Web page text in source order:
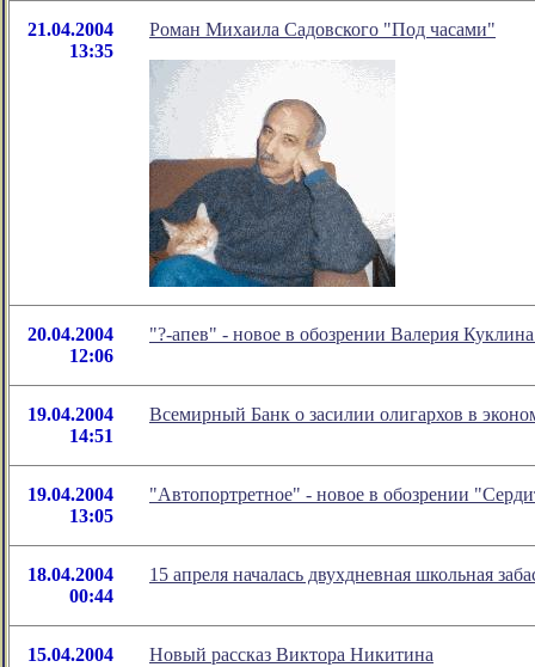
21.04.2004
13:35
Роман Михаила Садовского "Под часами"
20.04.2004
12:06
"?-апев" - новое в обозрении Валерия
19.04.2004
14:51
Всемирный Банк о засилии олигархов в
19.04.2004
13:05
"Автопортретное" - новое в обозрении
18.04.2004
00:44
15 апреля началась двухдневная школьная
15.04.2004
Новый рассказ Виктора Никитина